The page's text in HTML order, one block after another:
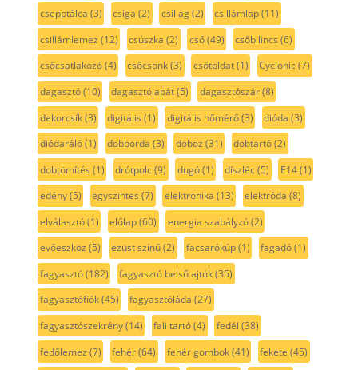
csepptálca (3) csiga (2) csillag(2) csillámlap(11)
csillámlemez (12) csúszka (2) cső(49) csőbilincs (6)
csőcsatlakozó(4) csőcsonk(3) csőtoldat(1) Cyclonic(7)
dagasztó(10) dagasztólapát(5) dagasztószár(8)
dekorcsík(3) digitális (1) digitális hőmérő(3) dióda (3)
diódaráló(1) dobborda (3) doboz (31) dobtartó(2)
dobtömítés (1) drótpolc(9) dugó(1) díszléc(5) E14(1)
edény(5) egyszintes (7) elektronika (13) elektróda (8)
elválasztó(1) előlap(60) energia szabályzó(2)
evőeszköz (5) ezüst színű(2) facsarókúp(1) fagadó(1)
fagyasztó(182) fagyasztó belső ajtók(35)
fagyasztófiók(45) fagyasztóláda (27)
fagyasztószekrény(14) fali tartó(4) fedél (38)
fedőlemez (7) fehér(64) fehér gombok(41) fekete (45)